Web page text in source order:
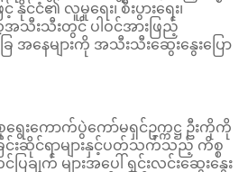
င့် နိုင်ငံ၏ လူမှုရေး၊ စီးပွားရေး၊
အသီးသီးတွင် ပါဝင်အားဖြည့်
နေများကို အသီးသီးဆွေးနွေးပြော
ေးကောက်ပွဲကော်မရှင်ဥက္ကဋ္ဌ ဦးကိုကို
င်းဆိုင်ရာများနှင့်ပတ်သက်သည့် ကိစ္စ
ပြချက် များအပေါ် ရှင်းလင်းဆွေးနွေး